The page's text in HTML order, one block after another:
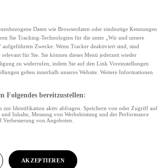
Daten wie Browserdaten oder eindeutige Kennungen
Sie Tracking-Technologien für die unter „Wir und unsere
Zwecke. Wenn Tracker deaktiviert sind, sind
für Sie. Sie können dieses Menü jederzeit wieder
zu widerrufen, indem Sie auf den Link Voreinstellungen
gelten innerhalb unseres Website. Weitere Informationen
Folgendes bereitzustellen:
zur Identifikation aktiv abfragen. Speichern von oder Zugriff auf
Inhalte, Messung von Werbeleistung und der Performance
von Angeboten.
AKZEPTIEREN